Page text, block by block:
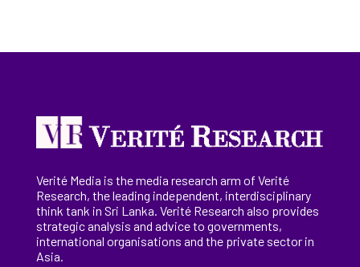
Verité Media is the media research arm of Verité
Research, theleading independent, interdisciplinary
think tank in Sri Lanka. Verité Research also provides
strategic analysis and advice to governments,
international organisations and the private sector in
Asia.